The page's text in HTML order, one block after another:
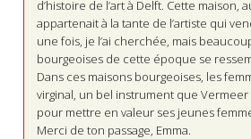
d’histoire de l’art à Delft. Cette maison,
appartenait à la tante de l’artiste qui
une fois, je l’ai cherchée, mais
bourgeoises de cette époque se
Dans ces maisons bourgeoises, les
virginal, un bel instrument que
pour mettre en valeur ses jeunes
Merci de ton passage, Emma.